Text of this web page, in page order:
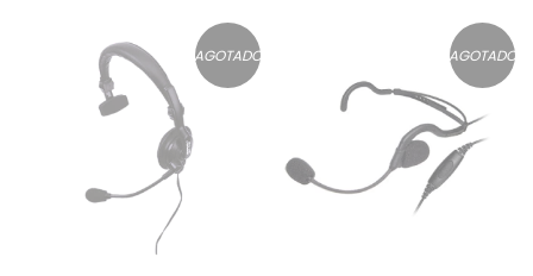
AGOTADO AGOTADO